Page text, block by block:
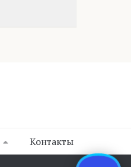
Контакты